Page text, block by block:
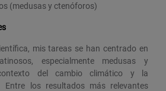
(medusas y ctenóforos)
mis tareas se han centrado en
especialmente medusas y
del cambio climático y la
Entre los resultados más relevantes